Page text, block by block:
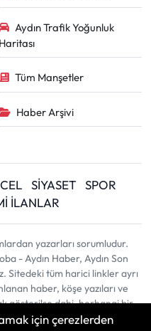
Aydın Trafik Yoğunluk
Haritası
Tüm Manşetler
Haber Arşivi
SİYASET
SPOR
İLANLAR
yazarları sorumludur.
- Aydın Haber, Aydın Son
Sitedeki tüm harici linkler ayrı
haber, köşe yazıları ve
gösterilse dahi, herhangi bir
yayınlanamaz
için çerezlerden